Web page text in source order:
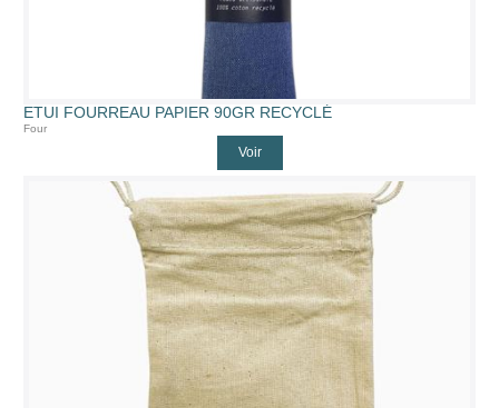
ETUI FOURREAU PAPIER 90GR RECYCLÉ
Four
Voir